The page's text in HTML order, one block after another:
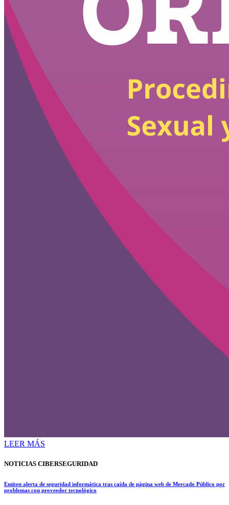
LEER MÁS
NOTICIAS CIBERSEGURIDAD
Emiten alerta de seguridad informática tras caída de página web de Mercado Público por
problemas con proveedor tecnológico